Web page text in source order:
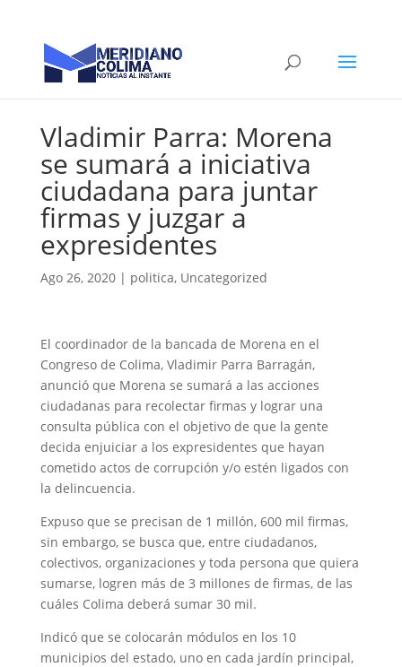
Vladimir Parra: Morena
se sumará a iniciativa
ciudadana para juntar
firmas y juzgar a
expresidentes
Ago 26, 2020| politica, Uncategorized
El coordinador de la bancada de Morena en el
Congreso de Colima, Vladimir Parra Barragán,
anunció que Morena se sumará a las acciones
ciudadanas para recolectar firmas y lograr una
consulta pública con el objetivo de que la gente
decida enjuiciar a los expresidentes que hayan
cometido actos de corrupción y/o estén ligados con
la delincuencia.
Expuso que se precisan de 1 millón, 600 mil firmas,
sin embargo, se busca que, entre ciudadanos,
colectivos, organizaciones y toda persona que quiera
sumarse, logren más de 3 millones de firmas, de las
cuáles Colima deberá sumar 30 mil.
Indicó que se colocarán módulos en los 10
municipios del estado, uno en cada jardín principal,